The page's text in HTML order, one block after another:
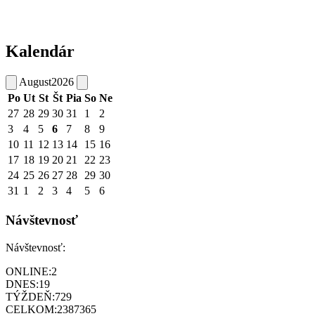
Kalendár
August2026
Po Ut St Št Pia So Ne
27 28 29 30 31 1
2
3
4 5 6 7 8
9
10 11 12 13 14 15 16
17 18 19 20 21 22 23
24 25 26 27 28 29 30
31 1 2 3 4 5 6
Návštevnosť
Návštevnosť:
ONLINE:2
DNES:19
TÝŽDEŇ:729
CELKOM:2387365